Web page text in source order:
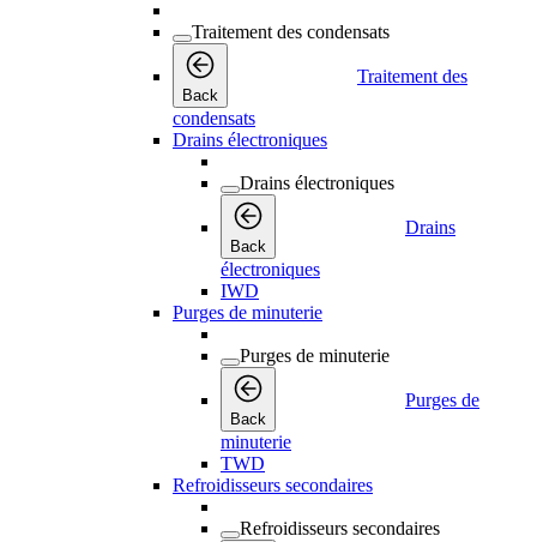
Traitement des condensats
Back
Traitement des
condensats
Drains électroniques
Drains électroniques
Back
Drains
électroniques
IWD
Purges de minuterie
Purges de minuterie
Back
Purges de
minuterie
TWD
Refroidisseurs secondaires
Refroidisseurs secondaires